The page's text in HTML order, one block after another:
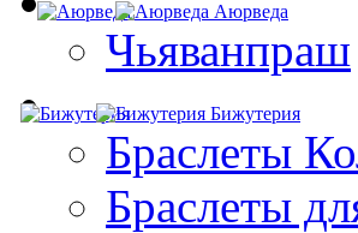
Аюрведа
Чьяванпраш
Бижутерия
Браслеты
Браслеты